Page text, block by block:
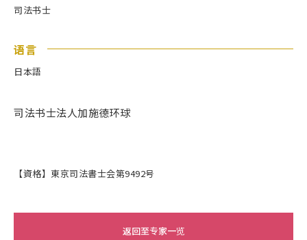
司法书士
语言
日本語
司法书士法人加施德环球
【資格】東京司法書士会第9492号
返回至专家一览